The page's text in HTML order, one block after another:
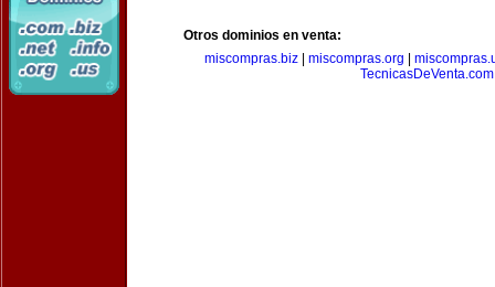
Otros dominios en venta:
miscompras.biz| miscompras.org
TecnicasDeVenta.com